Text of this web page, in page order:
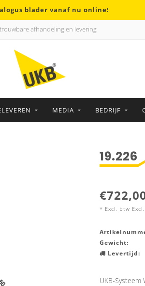
blader vanaf nu online!
afhandeling en levering
MEDIA BEDRIJF
19.226
* Excl. btw Excl.
Gewicht:
Levertijd:
UKB-Systeem